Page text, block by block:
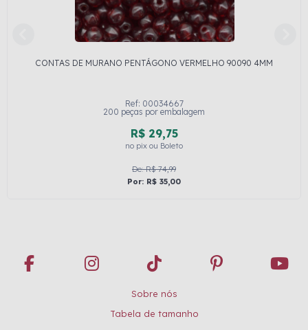
CONTAS DE MURANO PENTÁGONO VERMELHO 90090 4MM
Ref: 00034667
200 peças por embalagem
R$ 29,75
no pix ou Boleto
De: R$ 74,99
Por: R$ 35,00
Sobre nós
Tabela de tamanho